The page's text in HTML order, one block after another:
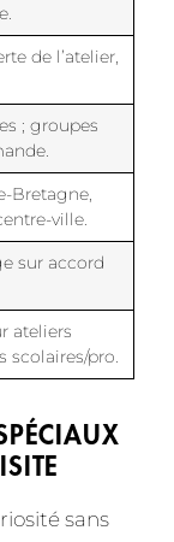
de l’atelier,
; groupes
Bretagne,
ville.
sur accord
ateliers
scolaires/pro.
sans